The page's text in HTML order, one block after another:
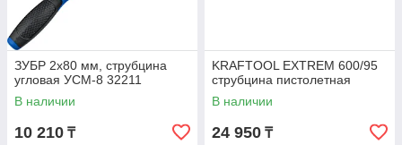
ЗУБР 2х80 мм, струбцина
угловая УСМ-8 32211
В наличии
10 210 ₸
KRAFTOOL EXTREM 600/95
струбцина пистолетная
В наличии
24 950 ₸